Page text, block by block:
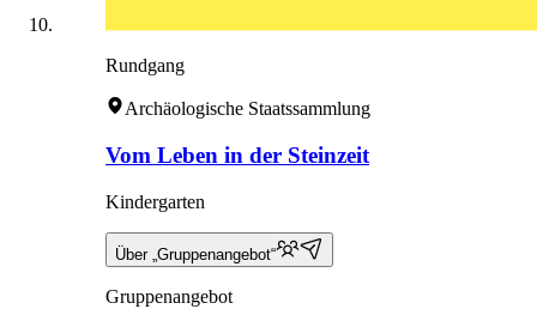
Rundgang
Archäologische Staatssammlung
Vom Leben in der Steinzeit
Kindergarten
Über „Gruppenangebot“
Gruppenangebot